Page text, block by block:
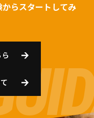
らスタートしてみ